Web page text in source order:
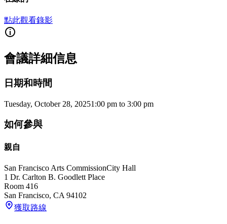
點此觀看錄影
會議詳細信息
日期和時間
Tuesday, October 28, 20251:00 pm to 3:00 pm
如何參與
親自
San Francisco Arts CommissionCity Hall
1 Dr. Carlton B. Goodlett Place
Room 416
San Francisco, CA 94102
獲取路線